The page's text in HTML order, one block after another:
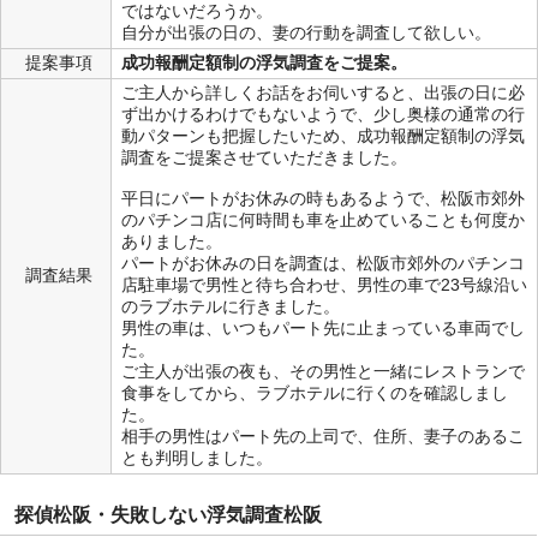
ではないだろうか。
自分が出張の日の、妻の行動を調査して欲しい。
提案事項
成功報酬定額制の浮気調査をご提案。
調査結果
ご主人から詳しくお話をお伺いすると、出張の日に必
ず出かけるわけでもないようで、少し奥様の通常の行
動パターンも把握したいため、成功報酬定額制の浮気
調査をご提案させていただきました。
平日にパートがお休みの時もあるようで、松阪市郊外
のパチンコ店に何時間も車を止めていることも何度か
ありました。
パートがお休みの日を調査は、松阪市郊外のパチンコ
店駐車場で男性と待ち合わせ、男性の車で23号線沿い
のラブホテルに行きました。
男性の車は、いつもパート先に止まっている車両でし
た。
ご主人が出張の夜も、その男性と一緒にレストランで
食事をしてから、ラブホテルに行くのを確認しまし
た。
相手の男性はパート先の上司で、住所、妻子のあるこ
とも判明しました。
探偵松阪・失敗しない浮気調査松阪